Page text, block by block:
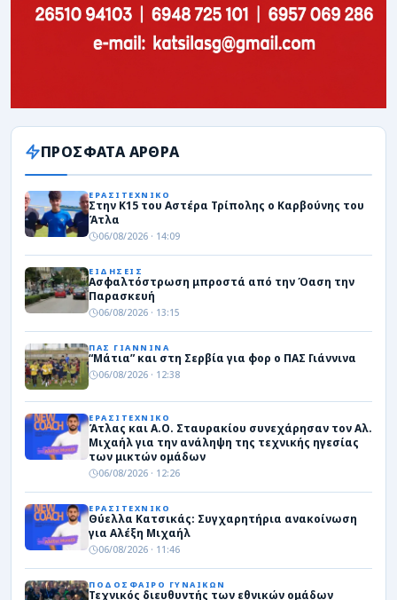
ΠΡΟΣΦΑΤΑ ΑΡΘΡΑ
ΕΡΑΣΙΤΕΧΝΙΚΟ
Στην Κ15 του Αστέρα Τρίπολης ο Καρβούνης του
Άτλα
06/08/2026 · 14:09
ΕΙΔΗΣΕΙΣ
Ασφαλτόστρωση μπροστά από την Όαση την
Παρασκευή
06/08/2026 · 13:15
ΠΑΣ ΓΙΑΝΝΙΝΑ
“Μάτια” και στη Σερβία για φορ ο ΠΑΣ Γιάννινα
06/08/2026 · 12:38
ΕΡΑΣΙΤΕΧΝΙΚΟ
Άτλας και Α.Ο. Σταυρακίου συνεχάρησαν τον Αλ.
Μιχαήλ για την ανάληψη της τεχνικής ηγεσίας
των μικτών ομάδων
06/08/2026 · 12:26
ΕΡΑΣΙΤΕΧΝΙΚΟ
Θύελλα Κατσικάς: Συγχαρητήρια ανακοίνωση
για Αλέξη Μιχαήλ
06/08/2026 · 11:46
ΠΟΔΟΣΦΑΙΡΟ ΓΥΝΑΙΚΩΝ
Τεχνικός διευθυντής των εθνικών ομάδων